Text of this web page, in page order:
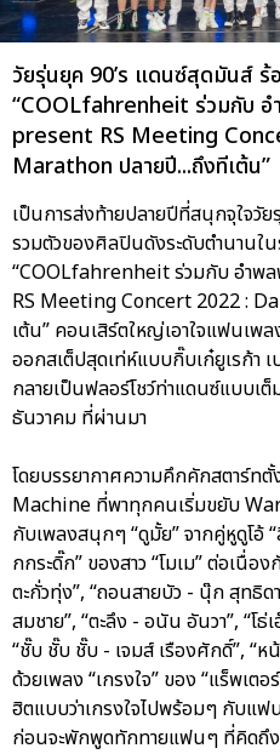
วัยรุ่นยุค 90’s แดนซ์สุดมันส์ ร้
“COOLfahrenheit ร่วมกับ
present RS Meeting
Marathon ปลายปี...ถึงทีเต้น”
เป็นการส่งท้ายปลายปีที่สนุกจุใจวั
รวมตัวของศิลปินดังระดับตำนานใ
“COOLfahrenheit ร่วมกับ อำพ
RS Meeting Concert 2022 :
เต้น” คอนเสิร์ตใหญ่เอาใจแฟนเพ
ออกสเต็ปสุดเท่ห์แบบกิ๊บเก๋ยูเรก้า
กลายเป็นฟลอร์โชว์ท่าแดนซ์แบบเ
ธันวาคม ที่ผ่านมา
โดยบรรยากาศความคึกคักสตาร์ท
Machine ที่พาทุกคนเริ่มขยับ
กับเพลงสนุกๆ “ดูมั้ย” จากคู่หูดูโอ้
กกระดิ๊ก” ของสาว “โมเม” ต่อเนื่อ
ตะกั่วทุ่ง”, “ถอนสายบัว - นุ๊ก สุทธิด
สมชาย”, “ตะลึง - อนัน อันวา”, “โธ่
“ชั๊บ ชั๊บ ชั๊บ - เจมส์ เรืองศักดิ์”, “
ด้วยเพลง “เกรงใจ” ของ “แร็พเ
ฮิตแบบว่าเกรงใจไปพร้อมๆ กับแ
ก่อนจะพักพูดทักทายแฟนๆ ที่คิดถึง